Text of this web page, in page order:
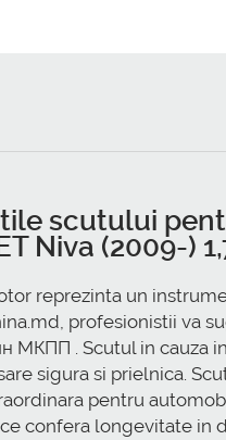
scutului
Niva (2009-)
reprezinta un
profesionistii va
МКПП . Scutul in
sigura si prielnica.
pentru
confera longevitate in